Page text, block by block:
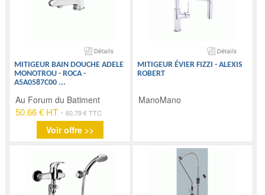
MITIGEUR BAIN DOUCHE ADELE
MONOTROU - ROCA -
A5A0587C00 ...
Au Forum du Batiment
50.66 € HT -60.79 € TTC
Voir offre >>
MITIGEUR ÉVIER FIZZI - ALEXIS
ROBERT
ManoMano